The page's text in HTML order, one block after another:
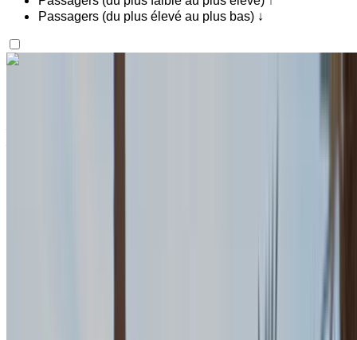
Passagers (du plus élevé au plus bas) ↓
Vous aimez ce que vous voyez ?